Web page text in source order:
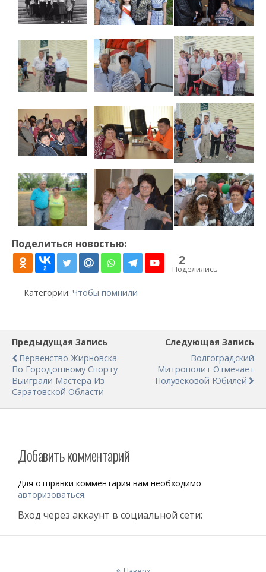
Поделиться новостью:
2
2
Поделились
Категории: Чтобы помнили
Предыдущая Запись
Первенство Жирновска
По Городошному Спорту
Выиграли Мастера Из
Саратовской Области
Следующая Запись
Волгоградский
Митрополит Отмечает
Полувековой Юбилей
Добавить комментарий
Для отправки комментария вам необходимо
авторизоваться.
Вход через аккаунт в социальной сети: